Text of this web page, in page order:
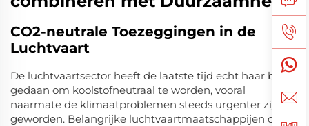
CO2-neutrale Toezeggingen in de
Luchtvaart
De luchtvaartsector heeft de laatste tijd echt haar best
gedaan om koolstofneutraal te worden, vooral
naarmate de klimaatproblemen steeds urgenter zijn
geworden. Belangrijke luchtvaartmaatschappijen op